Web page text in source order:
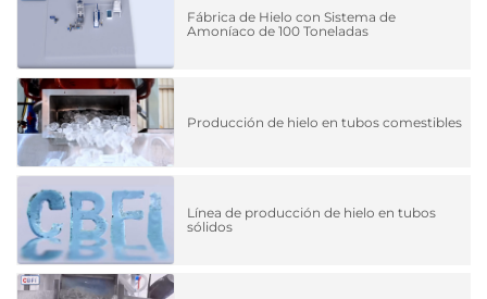
Fábrica de Hielo con Sistema de
Amoníaco de 100 Toneladas
Producción de hielo en tubos comestibles
Línea de producción de hielo en tubos
sólidos